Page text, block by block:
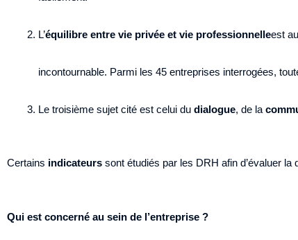
L’équilibre entre vie privée et vie professionnelleest
incontournable. Parmi les 45 entreprises interrogées,
Le troisième sujet cité est celui du dialogue, de la
Certains indicateurs sont étudiés par les DRH afin d’évaluer la
Qui est concerné au sein de l’entreprise ?